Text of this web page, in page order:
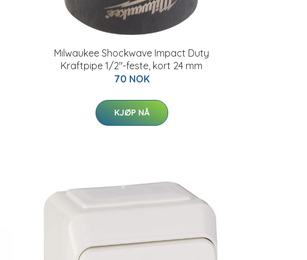
Milwaukee Shockwave Impact Duty
Kraftpipe 1/2"-feste, kort 24 mm
70 NOK
KJØP NÅ